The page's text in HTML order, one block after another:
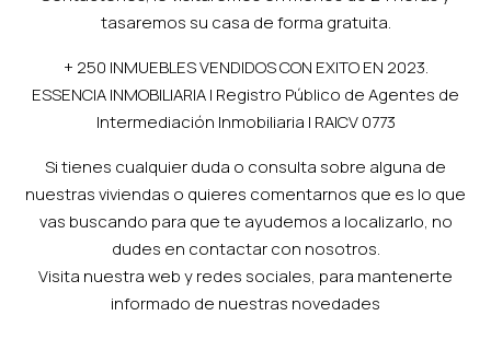
tasaremos su casa de forma gratuita.
+ 250 INMUEBLES VENDIDOS CON EXITO EN 2023.
ESSENCIA INMOBILIARIA | Registro Público de Agentes de
Intermediación Inmobiliaria | RAICV 0773
Si tienes cualquier duda o consulta sobre alguna de
nuestras viviendas o quieres comentarnos que es lo que
vas buscando para que te ayudemos a localizarlo, no
dudes en contactar con nosotros.
Visita nuestra web y redes sociales, para mantenerte
informado de nuestras novedades